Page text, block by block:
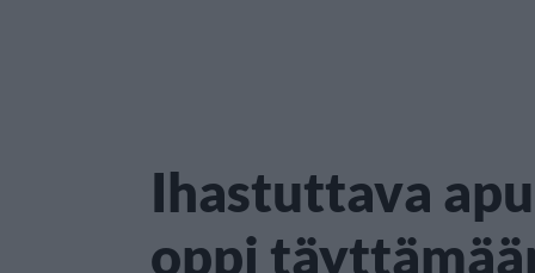
Ihastuttava
oppi